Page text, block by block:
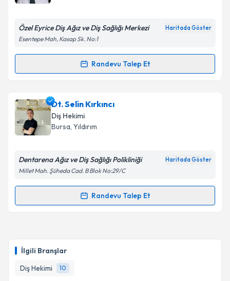
İlgili Branşlar
Diş Hekimi
10
Kişisel verilerimin işlenmesine ilişkin
Metni'ni okudum ve kişisel verilerimin belirtilen
Takvim Talebini Gönder
Özel Eyrice Diş Ağız ve Diş Sağlığı Merkezi Haritada Göster
Esentepe Mah, Kasap Sk. No:1
Randevu Talep Et
Randevu Takvimi Talebi
Dt. Merve Altaniçin randevu takvimi talebi oluşturun.
Size bu uzmandan randevu almanız için bir takvim
hazırlandığında e-posta ile bilgilendireceğiz.
Kişisel verilerimin işlenmesine ilişkin
Metni'ni okudum ve kişisel verilerimin belirtilen
Dt. Selin Kırkıncı
Diş Hekimi
Bursa, Yıldırım
Dentarena Ağız ve Diş Sağlığı Polikliniği Haritada Göster
Millet Mah. Şüheda Cad. B Blok No:29/C
Randevu Talep Et
Randevu Takvimi Talebi
takvim hazırlandığında e-posta ile bilgilendireceğiz.
E-posta Adresiniz